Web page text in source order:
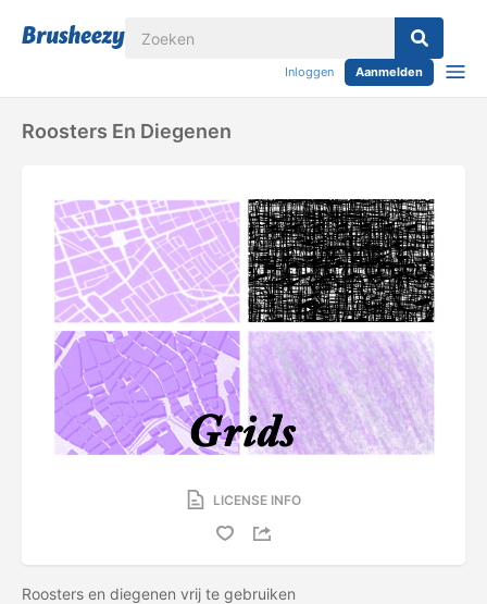
Inloggen Aanmelden
Roosters En Diegenen
LICENSE INFO
Roosters en diegenen vrij te gebruiken